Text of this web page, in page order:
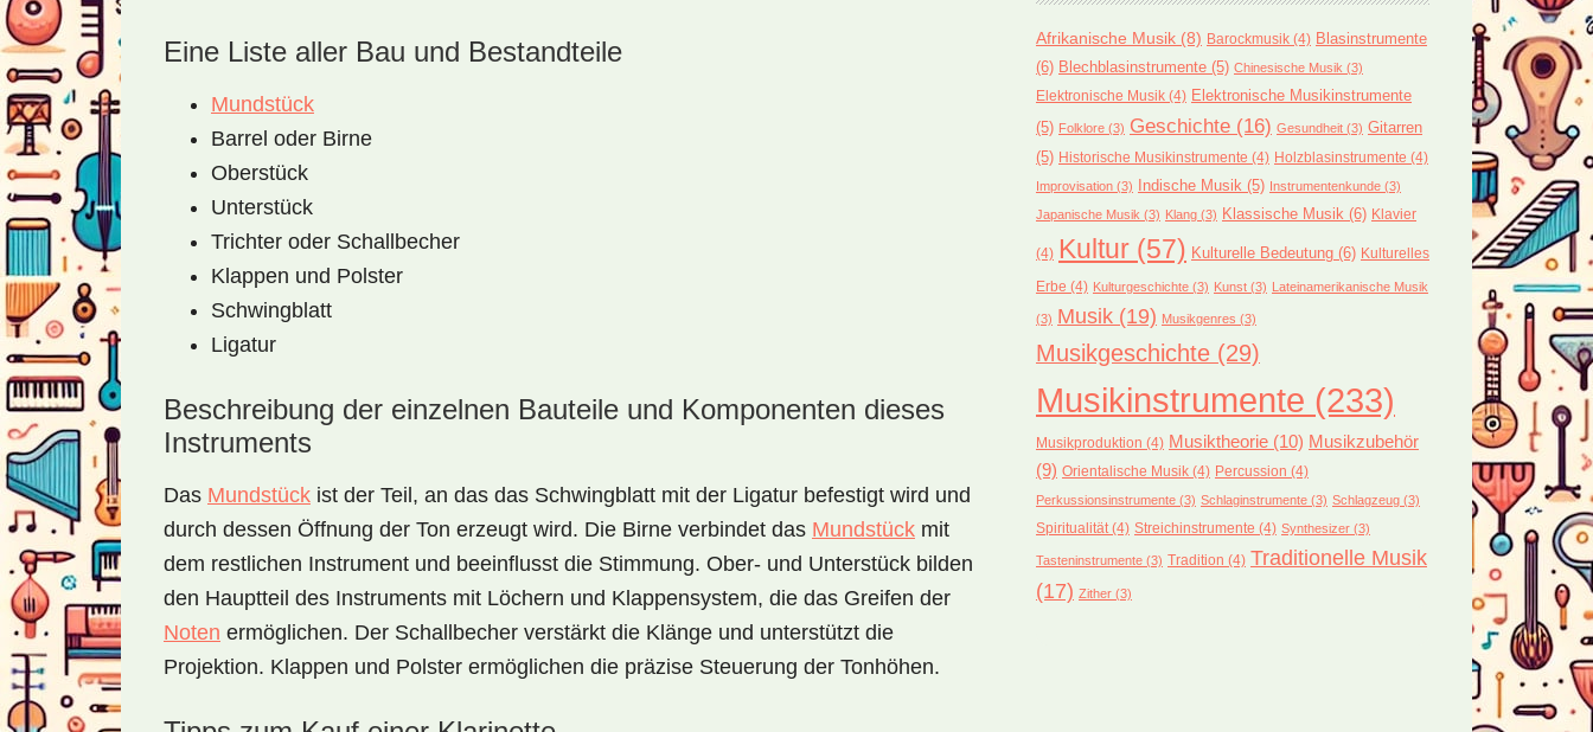
Eine Liste aller Bau und Bestandteile
Mundstück
Barrel oder Birne
Oberstück
Unterstück
Trichter oder Schallbecher
Klappen und Polster
Schwingblatt
Ligatur
Beschreibung der einzelnen Bauteile und Komponenten dieses
Instruments
Das Mundstück ist der Teil, an das das Schwingblatt mit der Ligatur befestigt wird und
durch dessen Öffnung der Ton erzeugt wird. Die Birne verbindet das Mundstück mit
dem restlichen Instrument und beeinflusst die Stimmung. Ober- und Unterstück bilden
den Hauptteil des Instruments mit Löchern und Klappensystem, die das Greifen der
Noten ermöglichen. Der Schallbecher verstärkt die Klänge und unterstützt die
Projektion. Klappen und Polster ermöglichen die präzise Steuerung der Tonhöhen.
Afrikanische Musik (8) Barockmusik (4) Blasinstrumente
(6) Blechblasinstrumente (5) Chinesische Musik (3)
Elektronische Musik (4) Elektronische Musikinstrumente
(5) Folklore (3) Geschichte (16) Gesundheit (3) Gitarren
(5) Historische Musikinstrumente (4) Holzblasinstrumente (4)
Improvisation (3) Indische Musik (5) Instrumentenkunde (3)
Japanische Musik (3) Klang (3) Klassische Musik (6) Klavier
(4) Kultur (57) Kulturelle Bedeutung (6) Kulturelles
Erbe (4) Kulturgeschichte (3) Kunst (3) Lateinamerikanische Musik
(3) Musik (19) Musikgenres (3)
Musikgeschichte (29)
Musikinstrumente (233)
Musikproduktion (4) Musiktheorie (10) Musikzubehör
(9) Orientalische Musik (4) Percussion (4)
Perkussionsinstrumente (3) Schlaginstrumente (3) Schlagzeug (3)
Spiritualität (4) Streichinstrumente (4) Synthesizer (3)
Tasteninstrumente (3) Tradition (4) Traditionelle Musik
(17) Zither (3)